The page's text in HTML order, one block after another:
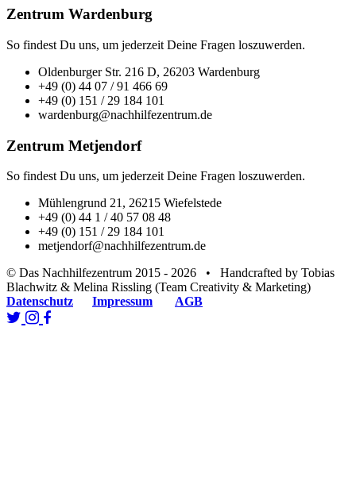
Zentrum Wardenburg
So findest Du uns, um jederzeit Deine Fragen loszuwerden.
Oldenburger Str. 216 D, 26203 Wardenburg
+49 (0) 44 07 / 91 466 69
+49 (0) 151 / 29 184 101
wardenburg@nachhilfezentrum.de
Zentrum Metjendorf
So findest Du uns, um jederzeit Deine Fragen loszuwerden.
Mühlengrund 21, 26215 Wiefelstede
+49 (0) 44 1 / 40 57 08 48
+49 (0) 151 / 29 184 101
metjendorf@nachhilfezentrum.de
© Das Nachhilfezentrum 2015 - 2026 • Handcrafted by Tobias
Blachwitz & Melina Rissling (Team Creativity & Marketing)
Datenschutz
Impressum AGB